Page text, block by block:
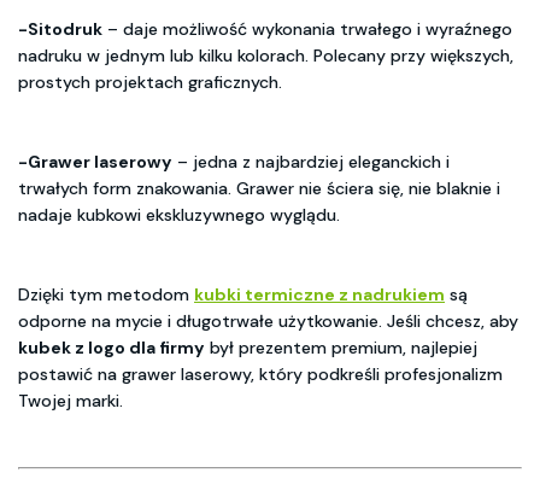
-Sitodruk – daje możliwość wykonania trwałego i wyraźnego
nadruku w jednym lub kilku kolorach. Polecany przy większych,
prostych projektach graficznych.
-Grawer laserowy – jedna z najbardziej eleganckich i
trwałych form znakowania. Grawer nie ściera się, nie blaknie i
nadaje kubkowi ekskluzywnego wyglądu.
Dzięki tym metodom kubki termiczne z nadrukiem są
odporne na mycie i długotrwałe użytkowanie. Jeśli chcesz, aby
kubek z logo dla firmy był prezentem premium, najlepiej
postawić na grawer laserowy, który podkreśli profesjonalizm
Twojej marki.